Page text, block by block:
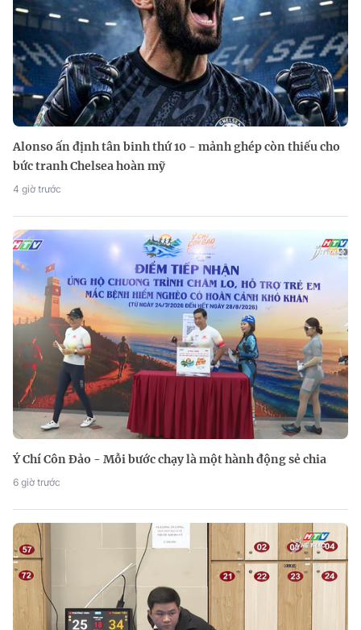
Alonso ấn định tân binh thứ 10 - mảnh ghép còn thiếu cho
bức tranh Chelsea hoàn mỹ
4 giờ trước
Ý Chí Côn Đảo - Mỗi bước chạy là một hành động sẻ chia
6 giờ trước